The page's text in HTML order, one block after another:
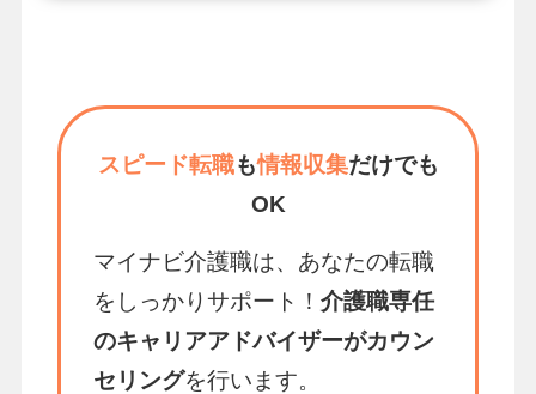
スピード転職も情報収集だけでも
OK
マイナビ介護職は、あなたの転職
をしっかりサポート！ 介護職専任
のキャリアアドバイザーがカウン
セリングを行います。